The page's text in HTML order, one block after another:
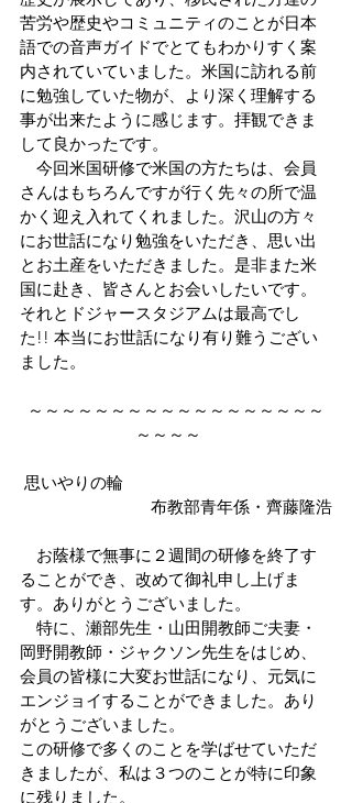
苦労や歴史やコミュニティのことが日本
語での音声ガイドでとてもわかりすく案
内されていていました。米国に訪れる前
に勉強していた物が、より深く理解する
事が出来たように感じます。拝観できま
して良かったです。
今回米国研修で米国の方たちは、会員
さんはもちろんですが行く先々の所で温
かく迎え入れてくれました。沢山の方々
にお世話になり勉強をいただき、思い出
とお土産をいただきました。是非また米
国に赴き、皆さんとお会いしたいです。
それとドジャースタジアムは最高でし
た!! 本当にお世話になり有り難うござい
ました。
～～～～～～～～～～～～～～～～～～
～～～～
思いやりの輪
布教部青年係・齊藤隆浩
お蔭様で無事に２週間の研修を終了す
ることができ、改めて御礼申し上げま
す。ありがとうございました。
特に、瀬部先生・山田開教師ご夫妻・
岡野開教師・ジャクソン先生をはじめ、
会員の皆様に大変お世話になり、元気に
エンジョイすることができました。あり
がとうございました。
この研修で多くのことを学ばせていただ
きましたが、私は３つのことが特に印象
に残りました。